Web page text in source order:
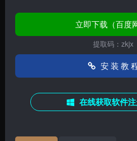
立即下载（百度
提取码：zkjx
安 装 教
在线获取软件